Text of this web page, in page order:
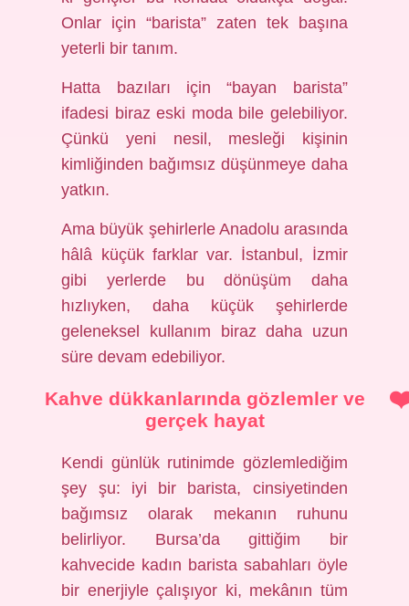
Onlar için “barista” zaten tek başına
yeterli bir tanım.
Hatta bazıları için “bayan barista”
ifadesi biraz eski moda bile gelebiliyor.
Çünkü yeni nesil, mesleği kişinin
kimliğinden bağımsız düşünmeye daha
yatkın.
Ama büyük şehirlerle Anadolu arasında
hâlâ küçük farklar var. İstanbul, İzmir
gibi yerlerde bu dönüşüm daha
hızlıyken, daha küçük şehirlerde
geleneksel kullanım biraz daha uzun
süre devam edebiliyor.
Kahve dükkanlarında gözlemler ve
gerçek hayat
Kendi günlük rutinimde gözlemlediğim
şey şu: iyi bir barista, cinsiyetinden
bağımsız olarak mekanın ruhunu
belirliyor. Bursa’da gittiğim bir
kahvecide kadın barista sabahları öyle
bir enerjiyle çalışıyor ki, mekânın tüm